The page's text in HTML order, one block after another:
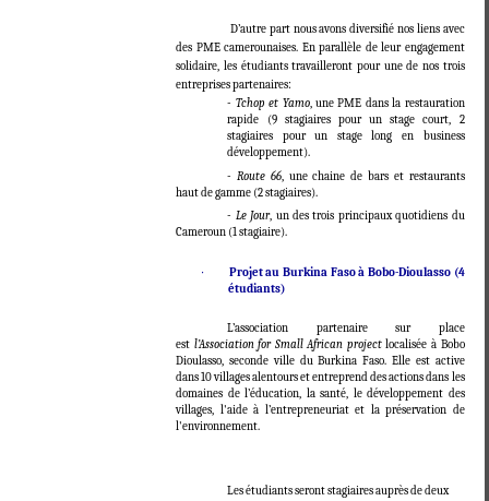
D’autre part nous avons diversifié nos liens avec
des PME camerounaises. En parallèle de leur engagement
solidaire, les étudiants travailleront pour une de nos trois
entreprises partenaires:
- Tchop et Yamo, une PME dans la restauration
rapide (9 stagiaires pour un stage court, 2
stagiaires pour un stage long en business
développement).
- Route 66, une chaine de bars et restaurants
haut de gamme (2 stagiaires).
- Le Jour, un des trois principaux quotidiens du
Cameroun (1 stagiaire).
· Projet au Burkina Faso à Bobo-Dioulasso (4
étudiants)
L’association partenaire sur place
est l’Association for Small African projectlocalisée à Bobo
Dioulasso, seconde ville du Burkina Faso. Elle est active
dans 10 villages alentours et entreprend des actions dans les
domaines de l’éducation, la santé, le développement des
villages, l'aide à l’entrepreneuriat et la préservation de
l'environnement.
Les étudiants seront stagiaires auprès de deux